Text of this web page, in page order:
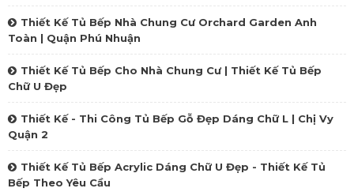
Thiết Kế Tủ Bếp Nhà Chung Cư Orchard Garden Anh
Toàn | Quận Phú Nhuận
Thiết Kế Tủ Bếp Cho Nhà Chung Cư | Thiết Kế Tủ Bếp
Chữ U Đẹp
Thiết Kế - Thi Công Tủ Bếp Gỗ Đẹp Dáng Chữ L | Chị Vy
Quận 2
Thiết Kế Tủ Bếp Acrylic Dáng Chữ U Đẹp - Thiết Kế Tủ
Bếp Theo Yêu Cầu